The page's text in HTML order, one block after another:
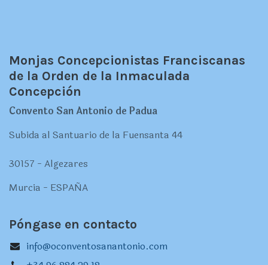
Monjas Concepcionistas Franciscanas
de la Orden de la Inmaculada
Concepción
Convento San Antonio de Padua
Subida al Santuario de la Fuensanta 44
30157 - Algezares
Murcia - ESPAÑA
Póngase en contacto
info@oconventosanantonio.com